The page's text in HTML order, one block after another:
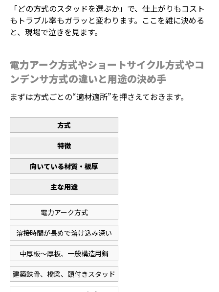
「どの方式のスタッドを選ぶか」で、仕上がりもコスト
もトラブル率もガラッと変わります。ここを雑に決める
と、現場で泣きを見ます。
電力アーク方式やショートサイクル方式やコ
ンデンサ方式の違いと用途の決め手
まずは方式ごとの“適材適所”を押さえておきます。
方式
特徴
向いている材質・板厚
主な用途
電力アーク方式
溶接時間が長めで溶け込み深い
中厚板～厚板、一般構造用鋼
建築鉄骨、橋梁、頭付きスタッド
ホーム 電話